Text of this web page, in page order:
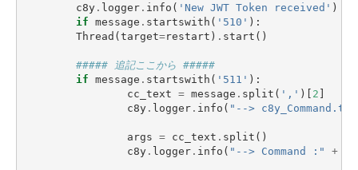
c8y. logger. info ( 'New JWT Token received' )
if message . startswith ( '510' ):
Thread (target=restart ) . start ()
##### 追記ここから #####
if message . startswith ( '511' ):
cc_text = message . split ( ',' )[ 2 ]
c8y. logger. info ( "-->
args = cc_text . split ()
c8y. logger. info ( "--> Command :" +